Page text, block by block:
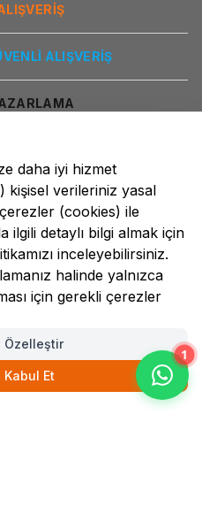
1
ALIŞVERİŞ
daha iyi hizmet
kişisel verileriniz yasal
(cookies) ile
ilgili detaylı bilgi almak için
inceleyebilirsiniz.
halinde yalnızca
için gerekli çerezler
Özelleştir
Et